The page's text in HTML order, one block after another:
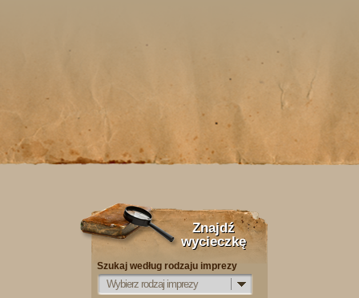
Znajdź
wycieczkę
Szukaj według rodzaju imprezy
Wybierz rodzaj imprezy